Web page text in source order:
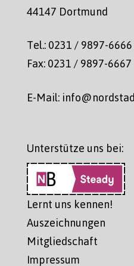
44147 Dortmund
Tel.: 0231 / 9897-6666
Fax: 0231 / 9897-6667
E-Mail:
Unterstütze uns bei:
Lernt uns kennen!
Auszeichnungen
Mitgliedschaft
Impressum